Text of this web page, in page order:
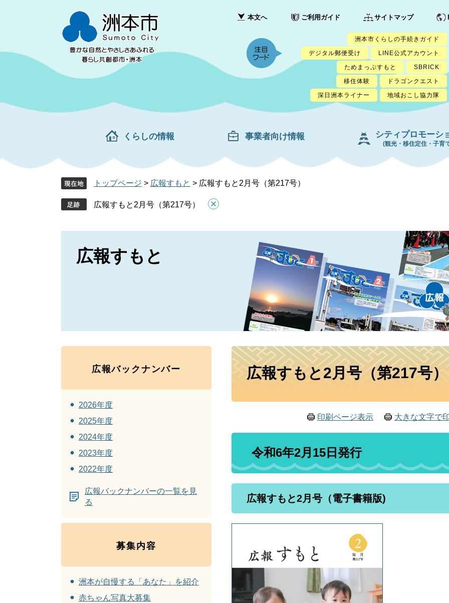
先
を
て
本文へ ご利用ガイド サイトマップ
洲本市くらしの手続きガイド
デジタル郵便受け
LINE公式アカウント
ためまっぷすもと
SBRICK
移住体験
ドラゴンクエスト
深日洲本ライナー
地域おこし協力隊
くらしの情報 事業者向け情報 シティプロモーシ
(観光・移住定住・子育
トップページ > 広報すもと > 広報すもと2月号（第217号）
広報すもと2月号（第217号）
広報すもと
本
広報すもと2月号（第217号）
印刷ページ表示 大きな文字で
令和6年2月15日発行
広報すもと2月号（電子書籍版)
広報バックナンバー
2026年度
2025年度
2024年度
2023年度
2022年度
広報バックナンバーの一覧を見
る
募集内容
洲本が自慢する「あなた」を紹介
赤ちゃん写真大募集